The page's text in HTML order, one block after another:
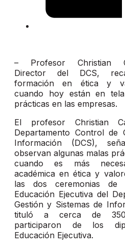
– Profesor Christian
Director del DCS,
formación en ética y
cuando hoy están en
prácticas en las empresas.
El profesor Christian
Departamento Control de
Información (DCS),
observan algunas malas
cuando es más
académica en ética y
las dos ceremonias
Educación Ejecutiva del
Gestión y Sistemas de
tituló a cerca de 350
participaron de los
Educación Ejecutiva.